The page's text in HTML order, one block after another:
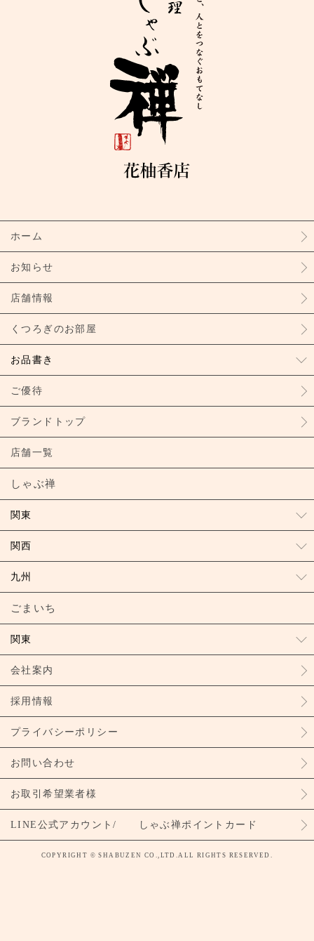
ホーム
お知らせ
店舗情報
くつろぎのお部屋
お品書き
ご優待
ブランドトップ
店舗一覧
しゃぶ禅
関東
関西
九州
ごまいち
関東
会社案内
採用情報
プライバシーポリシー
お問い合わせ
お取引希望業者様
LINE公式アカウント/ しゃぶ禅ポイントカード
COPYRIGHT © SHABUZEN CO.,LTD.ALL RIGHTS RESERVED.